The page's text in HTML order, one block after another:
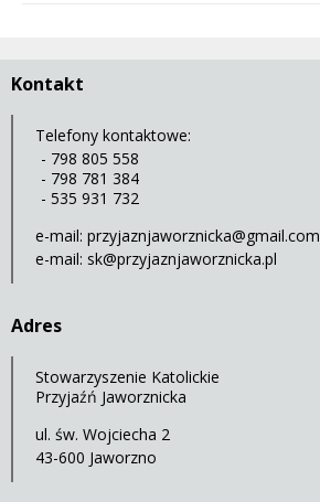
Kontakt
Telefony kontaktowe:
- 798 805 558
- 798 781 384
- 535 931 732
e-mail: przyjaznjaworznicka@gmail.com
e-mail: sk@przyjaznjaworznicka.pl
Adres
Stowarzyszenie Katolickie
Przyjaźń Jaworznicka
ul. św. Wojciecha 2
43-600 Jaworzno